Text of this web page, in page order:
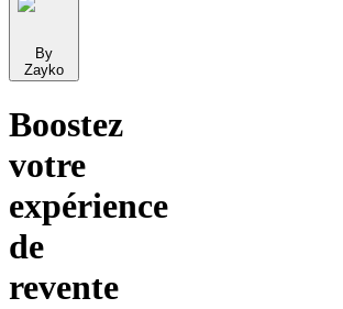
By
Zayko
Boostez
votre
expérience
de
revente